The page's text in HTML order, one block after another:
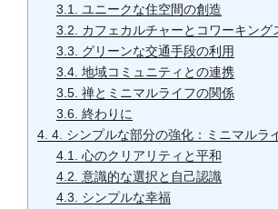
3.1.
ユニークな住空間の創造
3.2.
カフェカルチャーとコワーキング
3.3.
グリーンな交通手段の利用
3.4. 地域コミュニティとの連携
3.5. 禅とミニマルライフの関係
3.6. 終わりに
4. 4. シンプルな部分の強化：ミニマルラ
4.1.
心のクリアリティと平和
4.2. 意識的な選択と自己認識
4.3.
シンプルな幸福